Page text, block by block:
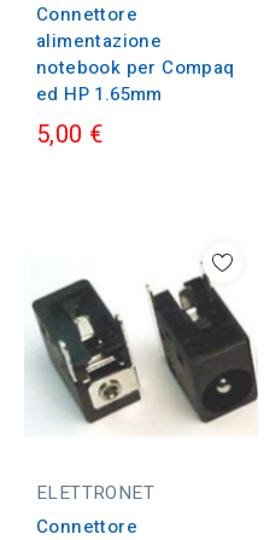
Connettore
alimentazione
notebook per Compaq
ed HP 1.65mm
5,00 €
ELETTRONET
Connettore